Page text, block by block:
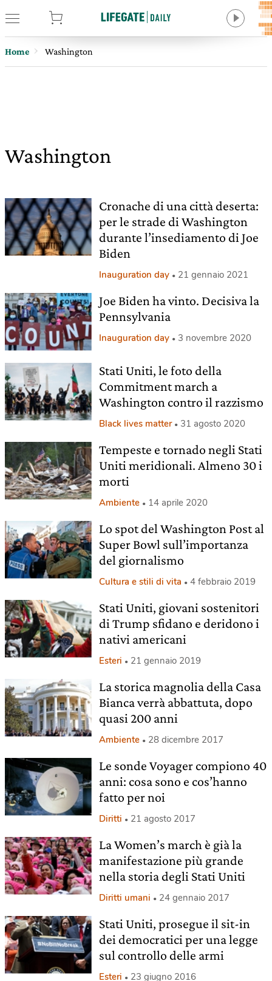
Home Washington
Washington
Cronache di una città deserta:
per le strade di Washington
durante l’insediamento di Joe
Biden
Inauguration day 21 gennaio 2021
Joe Biden ha vinto. Decisiva la
Pennsylvania
Inauguration day 3 novembre 2020
Stati Uniti, le foto della
Commitment march a
Washington contro il razzismo
Black lives matter 31 agosto 2020
Tempeste e tornado negli Stati
Uniti meridionali. Almeno 30 i
morti
Ambiente 14 aprile 2020
Lo spot del Washington Post al
Super Bowl sull’importanza
del giornalismo
Cultura e stili di vita 4 febbraio 2019
Stati Uniti, giovani sostenitori
di Trump sfidano e deridono i
nativi americani
Esteri 21 gennaio 2019
La storica magnolia della Casa
Bianca verrà abbattuta, dopo
quasi 200 anni
Ambiente 28 dicembre 2017
Le sonde Voyager compiono 40
anni: cosa sono e cos’hanno
fatto per noi
Diritti 21 agosto 2017
La Women’s march è già la
manifestazione più grande
nella storia degli Stati Uniti
Diritti umani 24 gennaio 2017
Stati Uniti, prosegue il sit-in
dei democratici per una legge
sul controllo delle armi
Esteri 23 giugno 2016